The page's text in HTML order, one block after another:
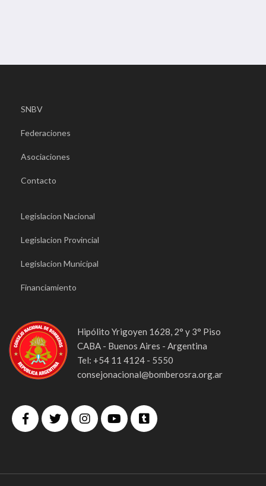
SNBV
Federaciones
Asociaciones
Contacto
Legislacion Nacional
Legislacion Provincial
Legislacion Municipal
Financiamiento
Hipólito Yrigoyen 1628, 2° y 3° Piso
CABA - Buenos Aires - Argentina
Tel: +54 11 4124 - 5550
consejonacional@bomberosra.org.ar